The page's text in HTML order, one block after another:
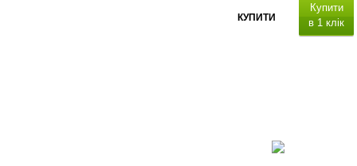
КУПИТИ
Купити
в 1 клік